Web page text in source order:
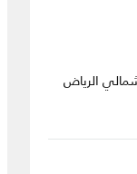
الرياض